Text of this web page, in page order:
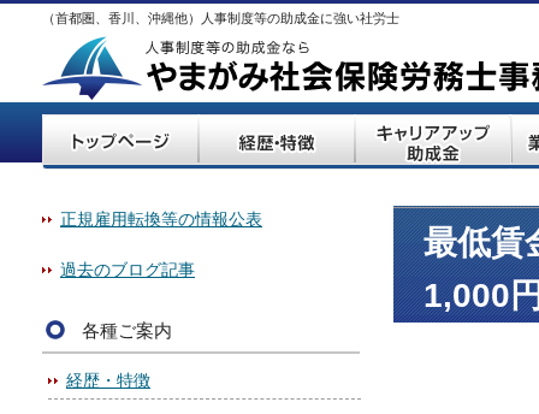
（首都圏、香川、沖縄他）人事制度等の助成金に強い社労士
最低賃
1,000
正規雇用転換等の情報公表
過去のブログ記事
各種ご案内
経歴・特徴